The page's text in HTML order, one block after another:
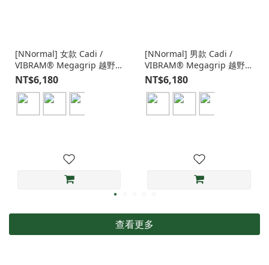
[NNormal] 女款 Cadi /
VIBRAM® Megagrip 越野
鞋
NT$6,180
[NNormal] 男款 Cadi /
VIBRAM® Megagrip 越野
鞋
NT$6,180
查看更多